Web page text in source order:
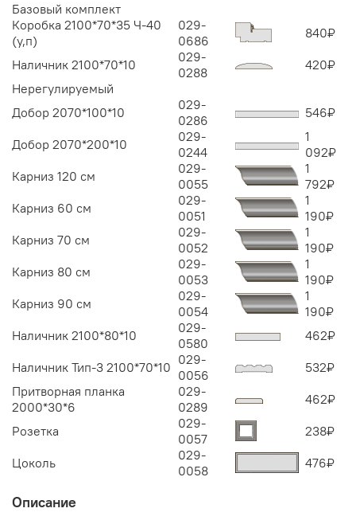
Базовый комплект
Коробка 2100*70*35 Ч-40
(у,п)
029-
0686
840₽
Наличник 2100*70*10
029-
0288
420₽
Нерегулируемый
Добор 2070*100*10
029-
0286
546₽
Добор 2070*200*10
029-
0244
1
092₽
Карниз 120 см
029-
0055
1
792₽
Карниз 60 см
029-
0051
1
190₽
Карниз 70 см
029-
0052
1
190₽
Карниз 80 см
029-
0053
1
190₽
Карниз 90 см
029-
0054
1
190₽
Наличник 2100*80*10
029-
0580
462₽
Наличник Тип-3 2100*70*10 029-
0056
532₽
Притворная планка
2000*30*6
029-
0289
462₽
Розетка
029-
0057
238₽
Цоколь
029-
0058
476₽
Описание